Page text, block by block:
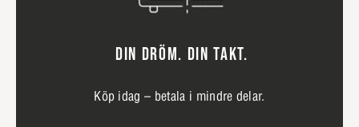
DIN DRÖM. DIN TAKT.
Köp idag – betala i mindre delar.